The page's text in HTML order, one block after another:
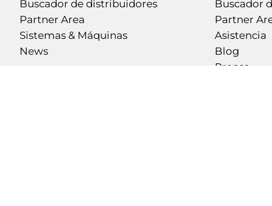
Buscador de distribuidores
Partner Area
Sistemas & Máquinas
News
Buscador
Partner
Asistencia
Blog
Prensa